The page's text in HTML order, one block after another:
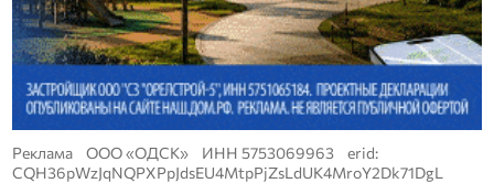
Реклама ООО «ОДСК» ИНН 5753069963 erid:
CQH36pWzJqNQPXPpJdsEU4MtpPjZsLdUK4MroY2Dk71DgL